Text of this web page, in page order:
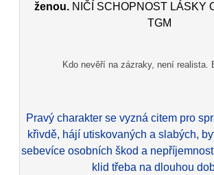
ženou. NIČÍ SCHOPNOST LÁSKY
TGM
Kdo nevěří na zázraky, není realista.
Pravý charakter se vyzná citem pro
křivdě, hájí utiskovaných a slabých,
sebevíce osobních škod a
klid třeba na dlouhou